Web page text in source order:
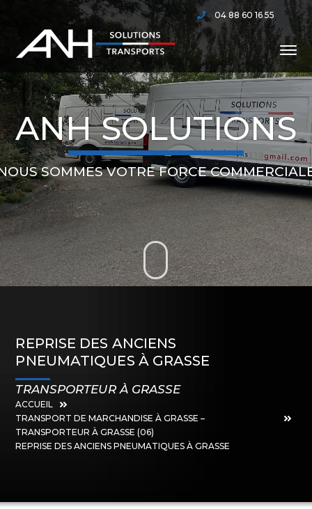
04 88 60 16 55
ANH SOLUTIONS
SOMMES VOTRE FORCE
REPRISE DES ANCIENS
PNEUMATIQUES À GRASSE
TRANSPORTEUR À GRASSE
ACCUEIL
TRANSPORT DE MARCHANDISE À GRASSE –
TRANSPORTEUR À GRASSE (06)
REPRISE DES ANCIENS PNEUMATIQUES À GRASSE